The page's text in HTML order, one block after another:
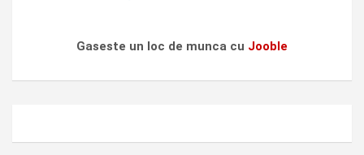
Gaseste un loc de munca cu Jooble